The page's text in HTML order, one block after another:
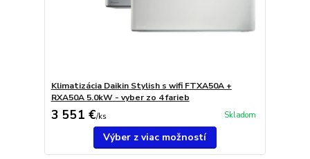
Klimatizácia Daikin Stylish s wifi FTXA50A +
RXA50A 5.0kW - vyber zo 4 farieb
3 551 €/ks Skladom
Výber z viac možností